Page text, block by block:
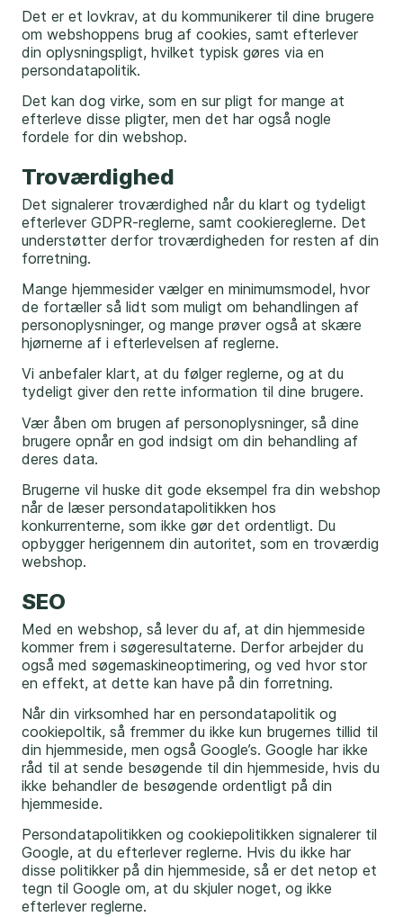
Det er et lovkrav, at du kommunikerer til dine brugere
om webshoppens brug af cookies, samt efterlever
din oplysningspligt, hvilket typisk gøres via en
persondatapolitik.
Det kan dog virke, som en sur pligt for mange at
efterleve disse pligter, men det har også nogle
fordele for din webshop.
Troværdighed
Det signalerer troværdighed når du klart og tydeligt
efterlever GDPR-reglerne, samt cookiereglerne. Det
understøtter derfor troværdigheden for resten af din
forretning.
Mange hjemmesider vælger en minimumsmodel, hvor
de fortæller så lidt som muligt om behandlingen af
personoplysninger, og mange prøver også at skære
hjørnerne af i efterlevelsen af reglerne.
Vi anbefaler klart, at du følger reglerne, og at du
tydeligt giver den rette information til dine brugere.
Vær åben om brugen af personoplysninger, så dine
brugere opnår en god indsigt om din behandling af
deres data.
Brugerne vil huske dit gode eksempel fra din webshop
når de læser persondatapolitikken hos
konkurrenterne, som ikke gør det ordentligt. Du
opbygger herigennem din autoritet, som en troværdig
webshop.
SEO
Med en webshop, så lever du af, at din hjemmeside
kommer frem i søgeresultaterne. Derfor arbejder du
også med søgemaskineoptimering, og ved hvor stor
en effekt, at dette kan have på din forretning.
Når din virksomhed har en persondatapolitik og
cookiepoltik, så fremmer du ikke kun brugernes tillid til
din hjemmeside, men også Google’s. Google har ikke
råd til at sende besøgende til din hjemmeside, hvis du
ikke behandler de besøgende ordentligt på din
hjemmeside.
Persondatapolitikken og cookiepolitikken signalerer til
Google, at du efterlever reglerne. Hvis du ikke har
disse politikker på din hjemmeside, så er det netop et
tegn til Google om, at du skjuler noget, og ikke
efterlever reglerne.